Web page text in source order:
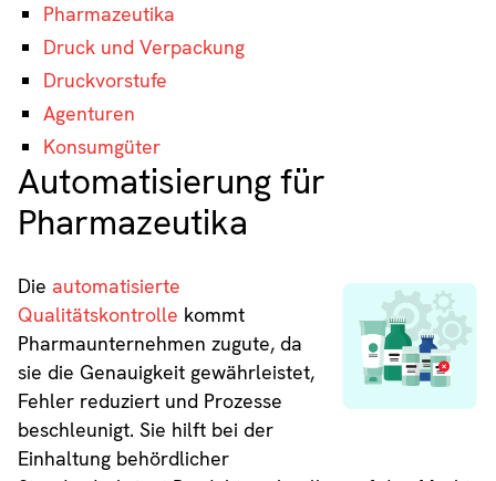
Pharmazeutika
Druck und Verpackung
Druckvorstufe
Agenturen
Konsumgüter
Automatisierung für
Pharmazeutika
Die automatisierte
Qualitätskontrolle kommt
Pharmaunternehmen zugute, da
sie die Genauigkeit gewährleistet,
Fehler reduziert und Prozesse
beschleunigt. Sie hilft bei der
Einhaltung behördlicher